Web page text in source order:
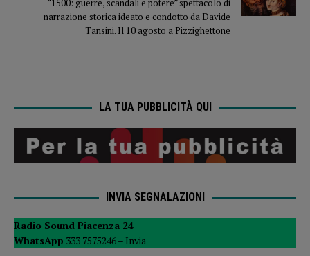
“1500: guerre, scandali e potere” spettacolo di
narrazione storica ideato e condotto da Davide
Tansini. Il 10 agosto a Pizzighettone
LA TUA PUBBLICITÀ QUI
INVIA SEGNALAZIONI
Radio Sound Piacenza 24
WhatsApp 333 7575246 – Invia